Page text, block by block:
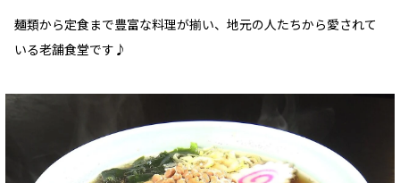
麺類から定食まで豊富な料理が揃い、地元の人たちから愛されて
いる老舗食堂です♪